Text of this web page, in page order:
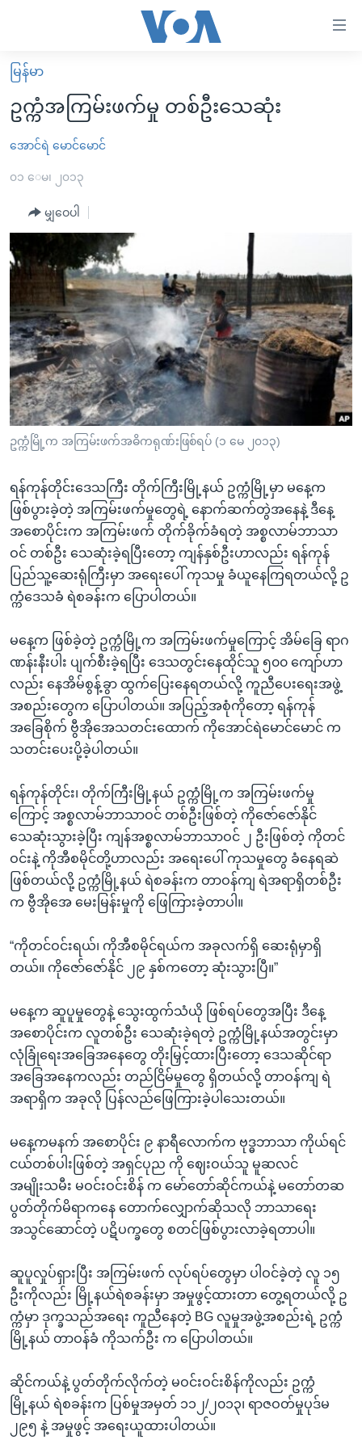
လွယ်ကူ
စေ
များ
အကြောင်းအရာ
သို့
ကျော်
ရန်
ပင်မ
အ
ညွန်း
စာမျက်နှာ
ကျော်
ကြည့်
ရန်
ရှာဖွေ
နေရာ
သို့
ကျော်
မူလစာမျက်နှာ
မြန်မာ
ကမ္ဘာ့သတင်းများ
နိုင်ငံတကာ
တရုတ်
အစ္စရေး-ပါလက်စတိုင်း
ဗွီဒီယို
ရပ်ဝန်းတခု လမ်းတခု အလွန်
အင်္ဂလိပ်စာလေ့လာမယ်
အမေရိကန်သုံးအီဒီယံ
မကြေးမုံရဲ့ အင်္ဂလိပ်စာ
ရုပ်ရှင်ထဲက အင်္ဂလိပ်စာ
သုတပဒေသာ အင်္ဂလိပ်စာ
အပတ်စဉ်ကဏ္ဍများ
ရေဒီယို
တီဗွီ
ရေဒီယိုနှင့်ရုပ်သံ အချက်အလက်များ
ရေဒီယို/တီဗွီအစီအစဉ်
Learning English
ဗွီအိုအေ လူမှုကွန်ယက်များ
ဘာသာစကားများ
မြန်မာ
ဥက္ကံအကြမ်းဖက်မှု တစ်ဦးသေဆုံး
အောင်ရဲ မောင်မောင်
၀၁ ေမ၊ ၂၀၁၃
မျှဝေပါ
ဥက္ကံမြို့က အကြမ်းဖက်အဓိကရုဏ်းဖြစ်ရပ် (၁ မေ ၂၀၁၃)
ရန်ကုန်တိုင်းဒေသကြီး တိုက်ကြီးမြို့နယ် ဥက္ကံမြို့မှာ မနေ့က
ဖြစ်ပွားခဲ့တဲ့ အကြမ်းဖက်မှုတွေရဲ့ နောက်ဆက်တွဲအနေနဲ့ ဒီနေ့
အစောပိုင်းက အကြမ်းဖက် တိုက်ခိုက်ခံရတဲ့ အစ္စလာမ်ဘာသာ
ဝင် တစ်ဦး သေဆုံးခဲ့ရပြီးတော့ ကျန်နှစ်ဦးဟာလည်း ရန်ကုန်
ပြည်သူ့ဆေးရုံကြီးမှာ အရေးပေါ် ကုသမှု ခံယူနေကြရတယ်လို့ ဥ
က္ကံဒေသခံ ရဲစခန်းက ပြောပါတယ်။
မနေ့က ဖြစ်ခဲ့တဲ့ ဥက္ကံမြို့က အကြမ်းဖက်မှုကြောင့် အိမ်ခြေ ရာဂ
ဏန်းနီးပါး ပျက်စီးခဲ့ရပြီး ဒေသတွင်းနေထိုင်သူ ၅၀၀ ကျော်ဟာ
လည်း နေအိမ်စွန့်ခွာ ထွက်ပြေးနေရတယ်လို့ ကူညီပေးရေးအဖွဲ့
အစည်းတွေက ပြောပါတယ်။ အပြည့်အစုံကိုတော့ ရန်ကုန်
အခြေစိုက် ဗွီအိုအေသတင်းထောက် ကိုအောင်ရဲမောင်မောင် က
သတင်းပေးပို့ခဲ့ပါတယ်။
ရန်ကုန်တိုင်း၊ တိုက်ကြီးမြို့နယ် ဥက္ကံမြို့က အကြမ်းဖက်မှု
ကြောင့် အစ္စလာမ်ဘာသာဝင် တစ်ဦးဖြစ်တဲ့ ကိုဇော်ဇော်နိုင်
သေဆုံးသွားခဲ့ပြီး ကျန်အစ္စလာမ်ဘာသာဝင် ၂ ဦးဖြစ်တဲ့ ကိုတင်
ဝင်းနဲ့ ကိုအီစမိုင်တို့ဟာလည်း အရေးပေါ် ကုသမှုတွေ ခံနေရဆဲ
ဖြစ်တယ်လို့ ဥက္ကံမြို့နယ် ရဲစခန်းက တာဝန်ကျ ရဲအရာရှိတစ်ဦး
က ဗွီအိုအေ မေးမြန်းမှုကို ဖြေကြားခဲ့တာပါ။
“ကိုတင်ဝင်းရယ်၊ ကိုအီစမိုင်ရယ်က အခုလက်ရှိ ဆေးရုံမှာရှိ
တယ်။ ကိုဇော်ဇော်နိုင် ၂၉ နှစ်ကတော့ ဆုံးသွားပြီ။”
မနေ့က ဆူပူမှုတွေနဲ့ သွေးထွက်သံယို ဖြစ်ရပ်တွေအပြီး ဒီနေ့
အစောပိုင်းက လူတစ်ဦး သေဆုံးခဲ့ရတဲ့ ဥက္ကံမြို့နယ်အတွင်းမှာ
လုံခြုံရေးအခြေအနေတွေ တိုးမြှင့်ထားပြီးတော့ ဒေသဆိုင်ရာ
အခြေအနေကလည်း တည်ငြိမ်မှုတွေ ရှိတယ်လို့ တာဝန်ကျ ရဲ
အရာရှိက အခုလို ပြန်လည်ဖြေကြားခဲ့ပါသေးတယ်။
မနေ့ကမနက် အစောပိုင်း ၉ နာရီလောက်က ဗုဒ္ဓဘာသာ ကိုယ်ရင်
ငယ်တစ်ပါးဖြစ်တဲ့ အရှင်ပုည ကို ဈေးဝယ်သူ မူဆလင်
အမျိုးသမီး မဝင်းဝင်းစိန် က မော်တော်ဆိုင်ကယ်နဲ့ မတော်တဆ
ပွတ်တိုက်မိရာကနေ တောက်လျှောက်ဆိုသလို ဘာသာရေး
အသွင်ဆောင်တဲ့ ပဋိပက္ခတွေ စတင်ဖြစ်ပွားလာခဲ့ရတာပါ။
ဆူပူလှုပ်ရှားပြီး အကြမ်းဖက် လုပ်ရပ်တွေမှာ ပါဝင်ခဲ့တဲ့ လူ ၁၅
ဦးကိုလည်း မြို့နယ်ရဲစခန်းမှာ အမှုဖွင့်ထားတာ တွေ့ရတယ်လို့ ဥ
က္ကံမှာ ဒုက္ခသည်အရေး ကူညီနေတဲ့ BG လူမှုအဖွဲ့အစည်းရဲ့ ဥက္ကံ
မြို့နယ် တာဝန်ခံ ကိုသက်ဦး က ပြောပါတယ်။
ဆိုင်ကယ်နဲ့ ပွတ်တိုက်လိုက်တဲ့ မဝင်းဝင်းစိန်ကိုလည်း ဥက္ကံ
မြို့နယ် ရဲစခန်းက ပြစ်မှုအမှတ် ၁၁၂/၂၀၁၃၊ ရာဇဝတ်မှုပုဒ်မ
၂၉၅ နဲ့ အမှုဖွင့် အရေးယူထားပါတယ်။